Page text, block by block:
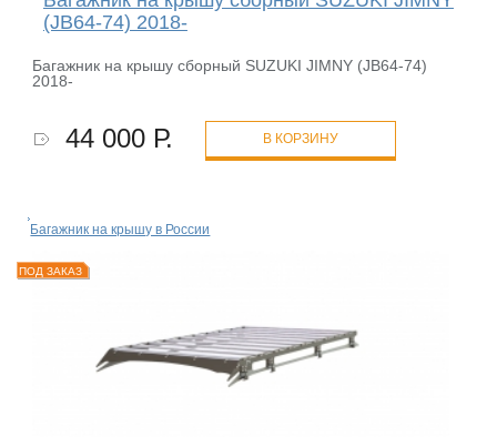
(JB64-74) 2018-
Багажник на крышу сборный SUZUKI JIMNY (JB64-74)
2018-
44 000 Р. В КОРЗИНУ
Багажник на крышу в России
ПОД ЗАКАЗ